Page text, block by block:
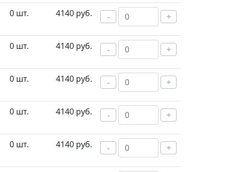
0 шт. 4140 руб. - +
0 шт. 4140 руб. - +
0 шт. 4140 руб. - +
0 шт. 4140 руб. - +
0 шт. 4140 руб. - +